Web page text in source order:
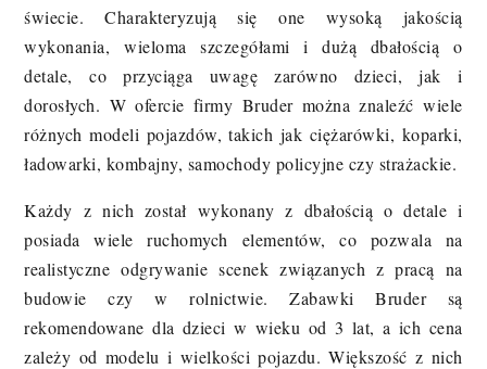
świecie. Charakteryzują się one wysoką jakością
wykonania, wieloma szczegółami i dużą dbałością o
detale, co przyciąga uwagę zarówno dzieci, jak i
dorosłych. W ofercie firmy Bruder można znaleźć wiele
różnych modeli pojazdów, takich jak ciężarówki, koparki,
ładowarki, kombajny, samochody policyjne czy strażackie.
Każdy z nich został wykonany z dbałością o detale i
posiada wiele ruchomych elementów, co pozwala na
realistyczne odgrywanie scenek związanych z pracą na
budowie czy w rolnictwie. Zabawki Bruder są
rekomendowane dla dzieci w wieku od 3 lat, a ich cena
zależy od modelu i wielkości pojazdu. Większość z nich